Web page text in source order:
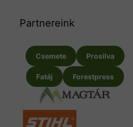
Partnereink
Csemete Prosilva
Fatáj Forestpress